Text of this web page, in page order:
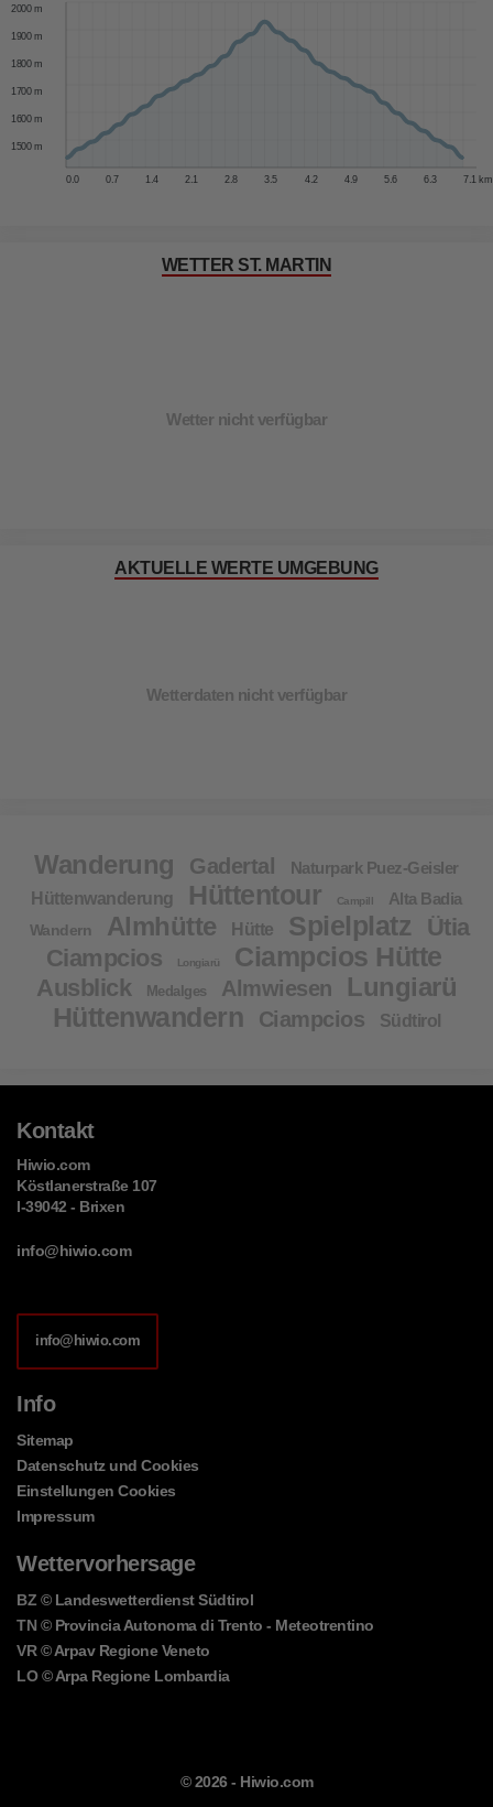
0.0 0.7 1.4 2.1 2.8 3.5 4.2 4.9 5.6 6.3 7.1 km
1500 m
1600 m
1700 m
1800 m
1900 m
2000 m
WETTER ST. MARTIN
Wetter nicht verfügbar
AKTUELLE WERTE UMGEBUNG
Wetterdaten nicht verfügbar
Wanderung Gadertal
Naturpark Puez-Geisler
Hüttenwanderung
Hüttentour Campill Alta Badia
Wandern Almhütte Hütte Spielplatz
Ütia
Ciampcios
Longiarü Ciampcios Hütte
Ausblick Medalges Almwiesen Lungiarü
Hüttenwandern Ciampcios Südtirol
Kontakt
Hiwio.com
Köstlanerstraße 107
I-39042 - Brixen
info@hiwio.com
info@hiwio.com
Info
Sitemap
Datenschutz und Cookies
Einstellungen Cookies
Impressum
Wettervorhersage
BZ © Landeswetterdienst Südtirol
TN © Provincia Autonoma di Trento - Meteotrentino
VR © Arpav Regione Veneto
LO © Arpa Regione Lombardia
© 2026 - Hiwio.com